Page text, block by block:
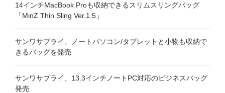
14インチMacBook Proも収納できるスリムスリングバッグ
「MinZ Thin Sling Ver.1.5」
サンワサプライ、ノートパソコン/タブレットと小物も収納で
きるバッグを発売
サンワサプライ、13.3インチノートPC対応のビジネスバッグ
発売